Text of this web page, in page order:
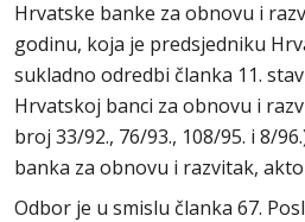
Hrvatske banke za obnovu i
godinu, koja je predsjedniku
sukladno odredbi članka 11.
Hrvatskoj banci za obnovu i
broj 33/92., 76/93., 108/95. i 8/
banka za obnovu i razvitak,
Odbor je u smislu članka 67.